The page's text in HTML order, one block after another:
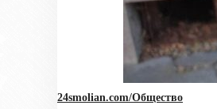
24smolian.com/Общество